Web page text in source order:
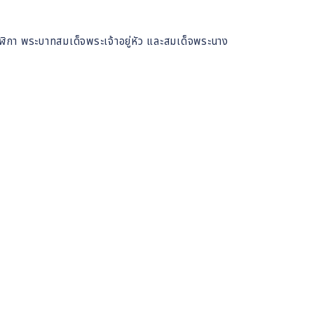
ระบาทสมเด็จพระเจ้าอยู่หัว และสมเด็จพระนาง